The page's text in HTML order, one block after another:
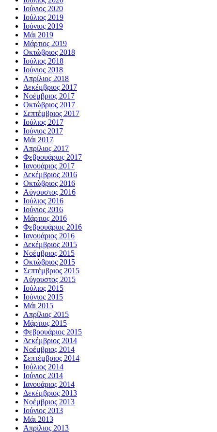
Ιούνιος 2020
Ιούλιος 2019
Ιούνιος 2019
Μάι 2019
Μάρτιος 2019
Οκτώβριος 2018
Ιούλιος 2018
Ιούνιος 2018
Απρίλιος 2018
Δεκέμβριος 2017
Νοέμβριος 2017
Οκτώβριος 2017
Σεπτέμβριος 2017
Ιούλιος 2017
Ιούνιος 2017
Μάι 2017
Απρίλιος 2017
Φεβρουάριος 2017
Ιανουάριος 2017
Δεκέμβριος 2016
Οκτώβριος 2016
Αύγουστος 2016
Ιούλιος 2016
Ιούνιος 2016
Μάρτιος 2016
Φεβρουάριος 2016
Ιανουάριος 2016
Δεκέμβριος 2015
Νοέμβριος 2015
Οκτώβριος 2015
Σεπτέμβριος 2015
Αύγουστος 2015
Ιούλιος 2015
Ιούνιος 2015
Μάι 2015
Απρίλιος 2015
Μάρτιος 2015
Φεβρουάριος 2015
Δεκέμβριος 2014
Νοέμβριος 2014
Σεπτέμβριος 2014
Ιούλιος 2014
Ιούνιος 2014
Ιανουάριος 2014
Δεκέμβριος 2013
Νοέμβριος 2013
Ιούνιος 2013
Μάι 2013
Απρίλιος 2013